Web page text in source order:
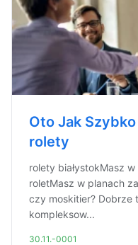
Oto Jak
rolety
rolety białystokMasz
roletMasz w planach
czy moskitier? Dobrze
kompleksow...
30.11.-0001